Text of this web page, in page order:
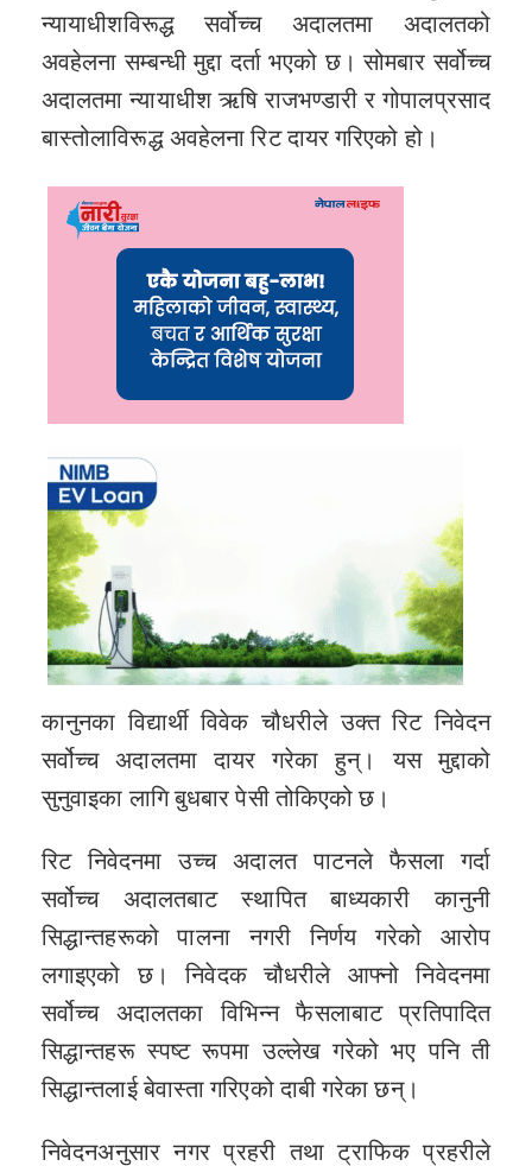
न्यायाधीशविरूद्ध सर्वोच्च अदालतमा अदालतको
अवहेलना सम्बन्धी मुद्दा दर्ता भएको छ। सोमबार सर्वोच्च
अदालतमा न्यायाधीश ऋषि राजभण्डारी र गोपालप्रसाद
बास्तोलाविरूद्ध अवहेलना रिट दायर गरिएको हो।
कानुनका विद्यार्थी विवेक चौधरीले उक्त रिट निवेदन
सर्वोच्च अदालतमा दायर गरेका हुन्। यस मुद्दाको
सुनुवाइका लागि बुधबार पेसी तोकिएको छ।
रिट निवेदनमा उच्च अदालत पाटनले फैसला गर्दा
सर्वोच्च अदालतबाट स्थापित बाध्यकारी कानुनी
सिद्धान्तहरूको पालना नगरी निर्णय गरेको आरोप
लगाइएको छ। निवेदक चौधरीले आफ्नो निवेदनमा
सर्वोच्च अदालतका विभिन्न फैसलाबाट प्रतिपादित
सिद्धान्तहरू स्पष्ट रूपमा उल्लेख गरेको भए पनि ती
सिद्धान्तलाई बेवास्ता गरिएको दाबी गरेका छन्।
निवेदनअनुसार नगर प्रहरी तथा ट्राफिक प्रहरीले